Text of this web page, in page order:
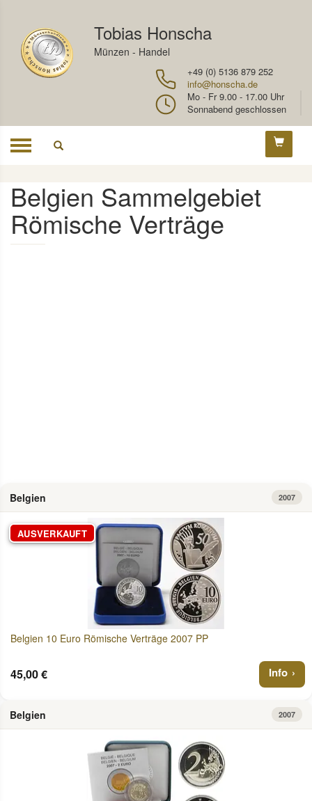
Tobias Honscha
Münzen - Handel
+49 (0) 5136 879 252
info@honscha.de
Mo - Fr 9.00 - 17.00 Uhr
Sonnabend geschlossen
Toggle
Belgien Sammelgebiet
Römische Verträge
Belgien 2007
AUSVERKAUFT
Belgien 10 Euro Römische Verträge 2007 PP
45,00 € Info
Belgien 2007